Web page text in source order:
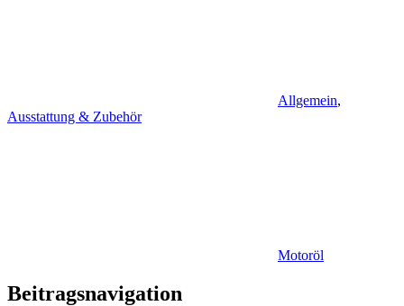
Allgemein,
Ausstattung & Zubehör
Motoröl
Beitragsnavigation